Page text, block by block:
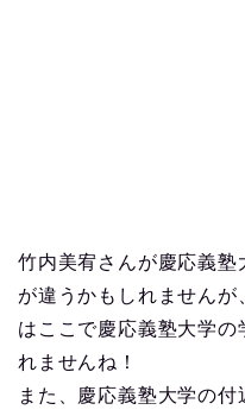
竹内美宥さんが慶応義
が違うかもしれません
はここで慶応義塾大学の
れませんね！
また、慶応義塾大学の